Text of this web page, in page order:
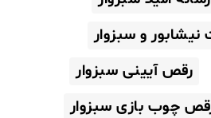
نیشابور و سبزوار
رقص آیینی سبزوار
چوب بازی سبزوار